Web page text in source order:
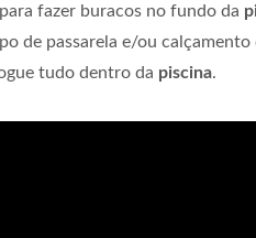
fazer buracos no fundo da
de passarela e/ou
tudo dentro da piscina.